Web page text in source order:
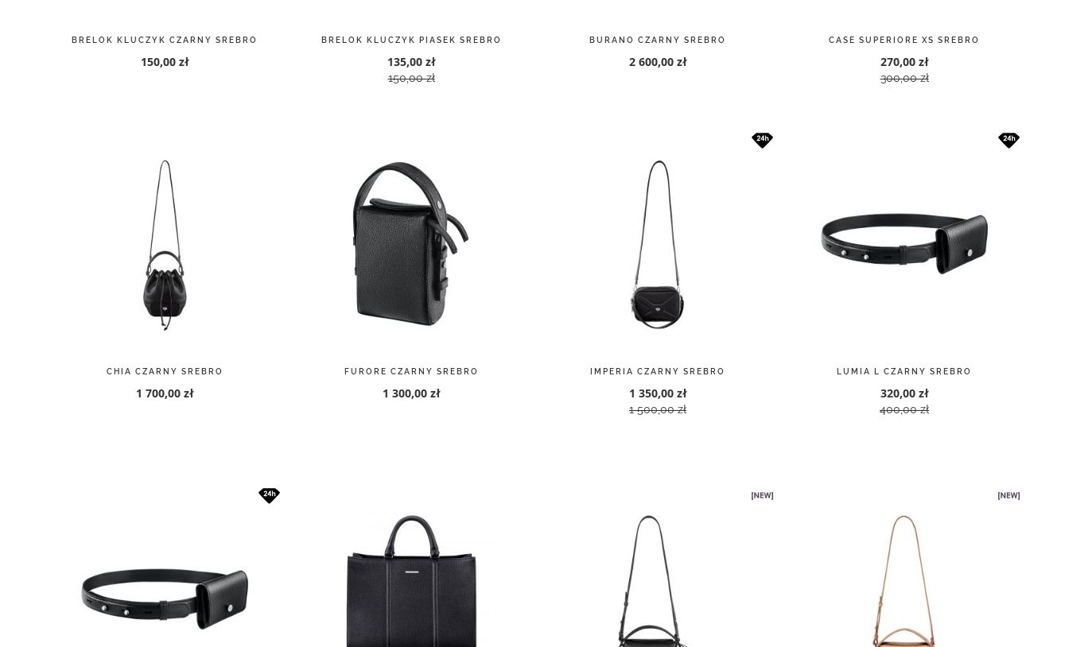
BRELOK KLUCZYK CZARNY SREBRO
150,00 zł
BRELOK KLUCZYK PIASEK SREBRO
135,00 zł
150,00 zł
BURANO CZARNY SREBRO
2 600,00 zł
CASE SUPERIORE XS SREBRO
270,00 zł
300,00 zł
CHIA CZARNY SREBRO
1 700,00 zł
FURORE CZARNY SREBRO
1 300,00 zł
IMPERIA CZARNY SREBRO
1 350,00 zł
1 500,00 zł
LUMIA L CZARNY SREBRO
320,00 zł
400,00 zł